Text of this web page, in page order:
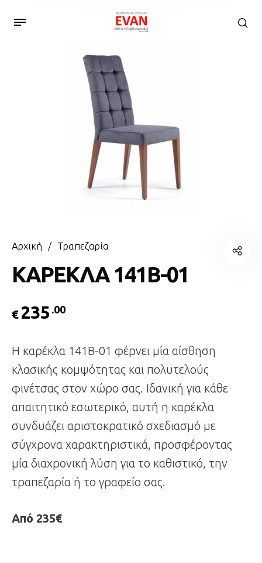
Αρχική / Τραπεζαρία
ΚΑΡΕΚΛΑ 141B-01
€235 .00
Η καρέκλα 141B-01 φέρνει μία αίσθηση
κλασικής κομψότητας και πολυτελούς
φινέτσας στον χώρο σας. Ιδανική για κάθε
απαιτητικό εσωτερικό, αυτή η καρέκλα
συνδυάζει αριστοκρατικό σχεδιασμό με
σύγχρονα χαρακτηριστικά, προσφέροντας
μία διαχρονική λύση για το καθιστικό, την
τραπεζαρία ή το γραφείο σας.
Από 235€